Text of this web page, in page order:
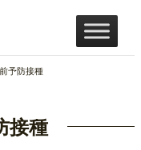
予防接種
接種